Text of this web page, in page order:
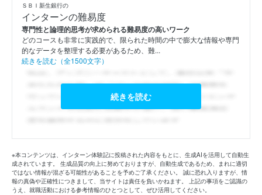
ＳＢＩ新生銀行の
インターンの難易度
専門性と論理的思考が求められる難易度の高いワーク
どのコースも非常に実践的で、限られた時間の中で膨大な情報や専門
的なデータを整理する必要があるため、難...
続きを読む（全1500文字）
続きを読む
※本コンテンツは、インターン体験記に投稿された内容をもとに、生成AIを活用して自動生
成されています。 生成品質の向上に努めておりますが、自動生成であるため、まれに適切
ではない情報が混ざる可能性があることを予めご了承ください。 誠に恐れ入りますが、情
報の真偽や正確性につきまして、当サイトは責任を負いかねます。 上記の事項をご認識の
うえ、就職活動における参考情報のひとつとして、ぜひ活用してください。